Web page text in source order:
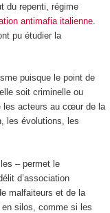
du repenti, régime
antimafia italienne.
pu étudier la
puisque le point de
soit criminelle ou
les acteurs au cœur de la
les évolutions, les
– permet le
d’association
malfaiteurs et de la
en silos, comme si les